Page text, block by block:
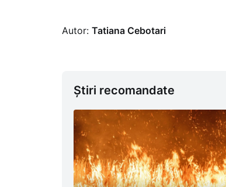
Autor: Tatiana Cebotari
Știri recomandate